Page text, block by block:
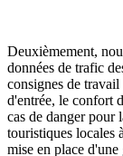
Deuxièmement,
données de trafic
consignes de
d'entrée, le confort
cas de danger pour
touristiques locales
mise en place